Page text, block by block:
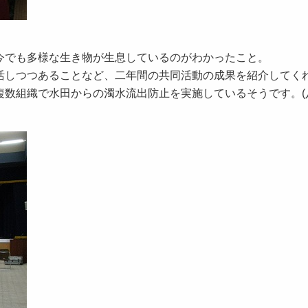
も多様な生き物が生息しているのがわかったこと。
つつあることなど、二年間の共同活動の成果を紹介してく
組織で水田からの濁水流出防止を実施しているそうです。